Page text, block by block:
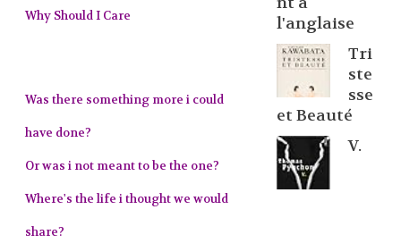
Why Should I Care
Was there something more i could
have done?
Or was i not meant to be the one?
Where's the life i thought we would
share?
l'anglaise
Tri
ste
sse
et Beauté
V.